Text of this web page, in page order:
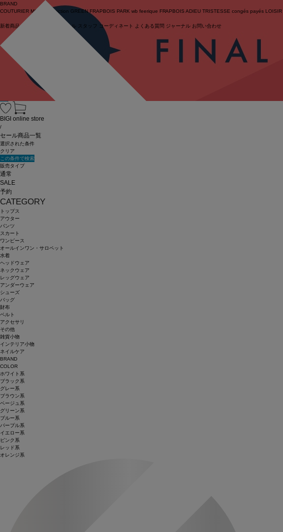
BRAND
COUTURIER MOGA Collection GREEN FRAPBOIS PARK wb feerique FRAPBOIS ADIEU TRISTESSE congés payés LOISIR
新着商品 (ライブ) セール スタッフ コーディネート よくある質問 ジャーナル お問い合わせ
BIGI online store
/
セール商品一覧
選択された条件
クリア
この条件で検索
販売タイプ
通常
SALE
予約
CATEGORY
トップス
アウター
パンツ
スカート
ワンピース
オールインワン・サロペット
水着
ヘッドウェア
ネックウェア
レッグウェア
アンダーウェア
シューズ
バッグ
財布
ベルト
アクセサリ
その他
雑貨小物
インテリア小物
ネイルケア
BRAND
COLOR
ホワイト系
ブラック系
グレー系
ブラウン系
ベージュ系
グリーン系
ブルー系
パープル系
イエロー系
ピンク系
レッド系
オレンジ系